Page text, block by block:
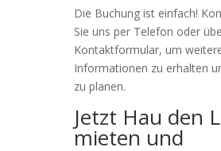
Die Buchung ist einfach!
Sie uns per Telefon oder
Kontaktformular, um
Informationen zu erhalten
zu planen.
Jetzt Hau den
mieten und